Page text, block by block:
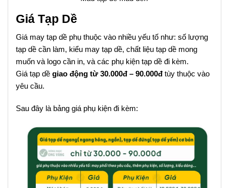
Giá Tạp Dề
Giá may tạp dề phụ thuộc vào nhiều yếu tố như: số lượng
tạp dề cần làm, kiểu may tạp dề, chất liệu tạp dề mong
muốn và logo cần in, và các phụ kiện tạp dề đi kèm.
Giá tạp dề giao động từ 30.000đ – 90.000đtùy thuộc vào
yêu cầu.
Sau đây là bảng giá phụ kiện đi kèm: